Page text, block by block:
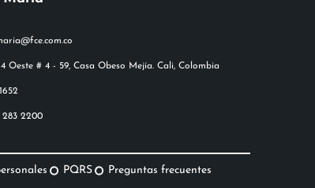
283 2200
PQRS Preguntas frecuentes